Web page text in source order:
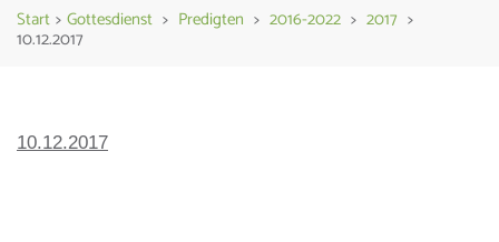
Start > Gottesdienst > Predigten > 2016-2022 > 2017 >
10.12.2017
10.12.2017